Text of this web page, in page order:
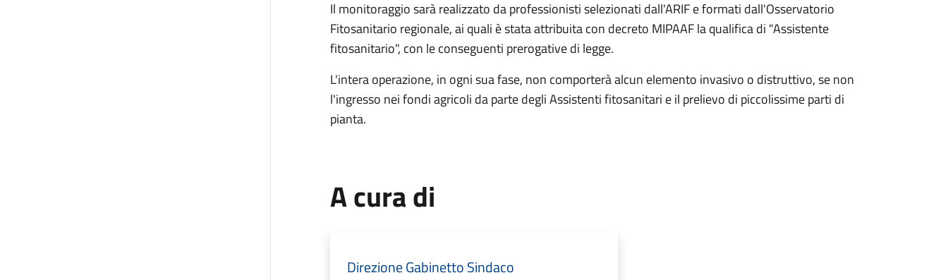
Il monitoraggio sarà realizzato da professionisti selezionati dall'ARIF e formati dall'Osservatorio
Fitosanitario regionale, ai quali è stata attribuita con decreto MIPAAF la qualifica di "Assistente
fitosanitario", con le conseguenti prerogative di legge.
L'intera operazione, in ogni sua fase, non comporterà alcun elemento invasivo o distruttivo, se non
l'ingresso nei fondi agricoli da parte degli Assistenti fitosanitari e il prelievo di piccolissime parti di
pianta.
A cura di
Direzione Gabinetto Sindaco